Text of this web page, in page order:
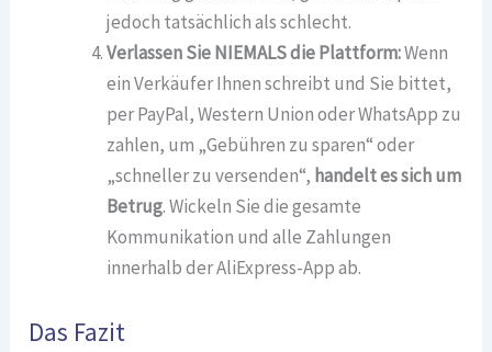
jedoch tatsächlich als schlecht.
Verlassen Sie NIEMALS die Plattform:Wenn
ein Verkäufer Ihnen schreibt und Sie bittet,
per PayPal, Western Union oder WhatsApp zu
zahlen, um „Gebühren zu sparen“ oder
„schneller zu versenden“, handelt es sich um
Betrug. Wickeln Sie die gesamte
Kommunikation und alle Zahlungen
innerhalb der AliExpress-App ab.
Das Fazit